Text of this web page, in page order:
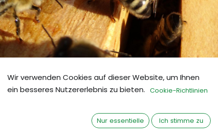
BeeElixir®
Wir verwenden Cookies auf dieser Website, um Ihnen
ein besseres Nutzererlebnis zu bieten. Cookie-Richtlinien
Nur essentielle Ich stimme zu